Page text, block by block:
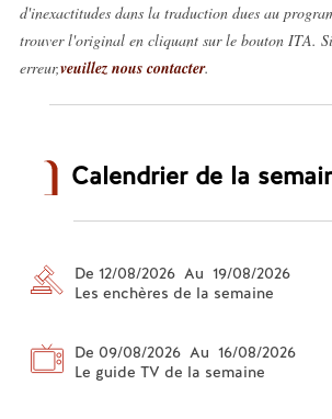
d'inexactitudes dans la traduction dues au
trouver l'original en cliquant sur le bouton ITA.
erreur,veuillez nous contacter.
Calendrier de la
De 12/08/2026 Au 19/08/2026
Les enchères de la semaine
De 09/08/2026 Au 16/08/2026
Le guide TV de la semaine